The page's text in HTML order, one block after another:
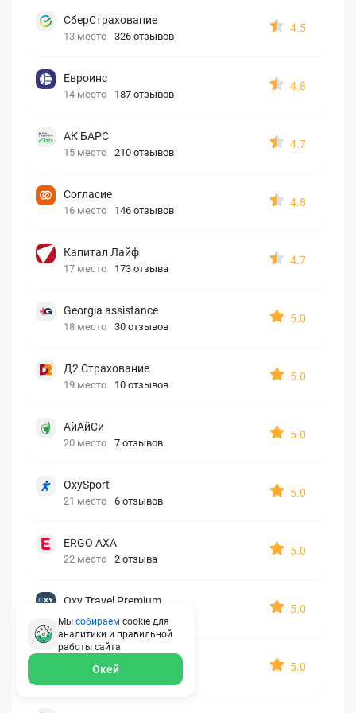
СберСтрахование
13 место 326 отзывов
4.5
Евроинс
14 место 187 отзывов
4.8
АК БАРС
15 место 210 отзывов
4.7
Согласие
16 место 146 отзывов
4.8
Капитал Лайф
17 место 173 отзыва
4.7
Georgia assistance
18 место 30 отзывов
5.0
Д2 Страхование
19 место 10 отзывов
5.0
АйАйСи
20 место 7 отзывов
5.0
OxySport
21 место 6 отзывов
5.0
ERGO AXA
22 место 2 отзыва
5.0
Oxy Travel Premium
23 место 1 отзыв
5.0
24 место 1 отзыв
5.0
Мы собираем cookie для
аналитики и правильной
работы сайта
Окей